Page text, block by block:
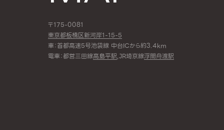
〒175-0081
東京都板橋区新河岸1-15-5
車：首都高速5号池袋線 中台ICから約3.4km
電車：都営三田線高島平駅,JR埼京線浮間舟渡駅